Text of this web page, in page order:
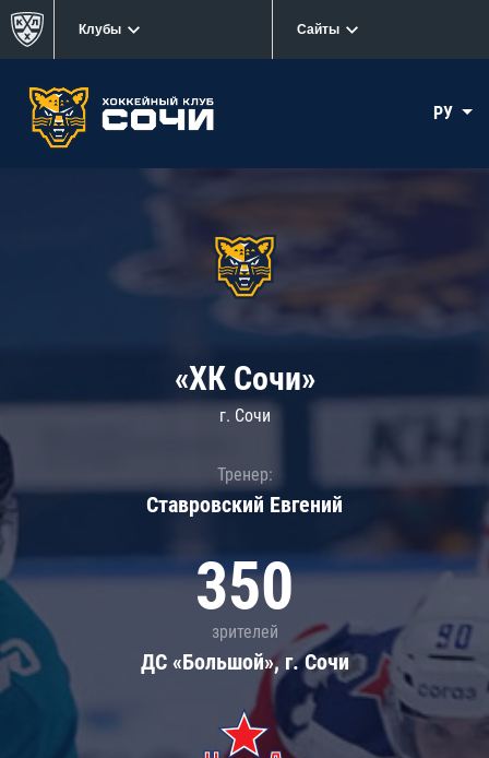
Клубы Сайты
РУ
«ХК Сочи»
г. Сочи
Тренер:
Ставровский Евгений
350
зрителей
ДС «Большой», г. Сочи